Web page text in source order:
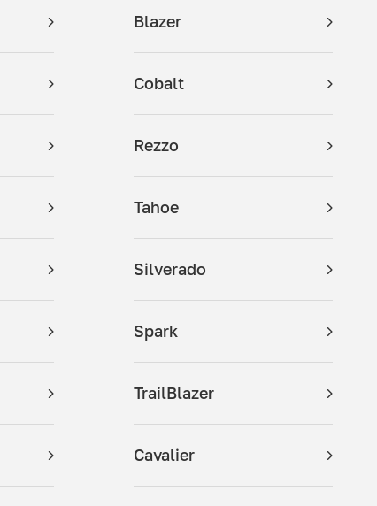
Blazer
Cobalt
Rezzo
Tahoe
Silverado
Spark
TrailBlazer
Cavalier